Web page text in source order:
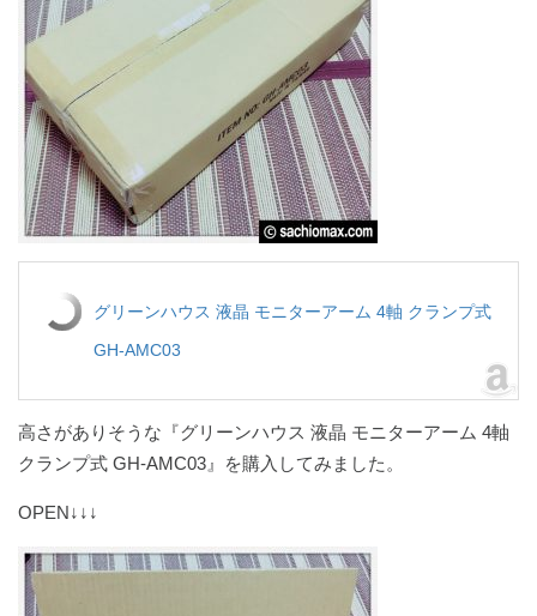
グリーンハウス 液晶 モニターアーム 4軸 クランプ式
GH-AMC03
高さがありそうな『グリーンハウス 液晶 モニターアーム 4軸
クランプ式 GH-AMC03』を購入してみました。
OPEN↓↓↓